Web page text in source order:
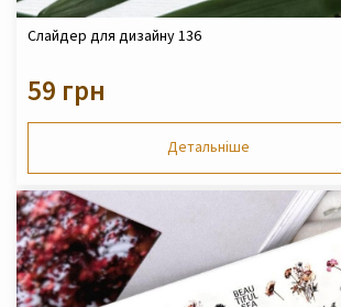
Слайдер для дизайну 136
59 грн
Детальніше